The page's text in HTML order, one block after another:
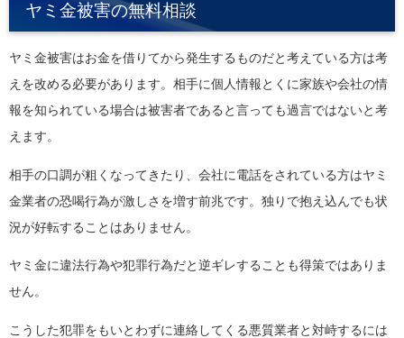
ヤミ金被害の無料相談
ヤミ金被害はお金を借りてから発生するものだと考えている方は考
えを改める必要があります。相手に個人情報とくに家族や会社の情
報を知られている場合は被害者であると言っても過言ではないと考
えます。
相手の口調が粗くなってきたり、会社に電話をされている方はヤミ
金業者の恐喝行為が激しさを増す前兆です。独りで抱え込んでも状
況が好転することはありません。
ヤミ金に違法行為や犯罪行為だと逆ギレすることも得策ではありま
せん。
こうした犯罪をもいとわずに連絡してくる悪質業者と対峙するには